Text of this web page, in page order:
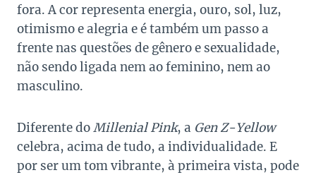
fora. A cor representa energia, ouro, sol, luz,
otimismo e alegria e é também um passo a
frente nas questões de gênero e sexualidade,
não sendo ligada nem ao feminino, nem ao
masculino.
Diferente doMillenial Pink, a Gen Z-Yellow
celebra, acima de tudo, a individualidade. E
por ser um tom vibrante, à primeira vista, pode